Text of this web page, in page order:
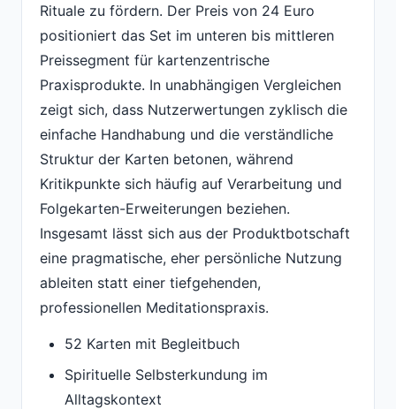
Rituale zu fördern. Der Preis von 24 Euro
positioniert das Set im unteren bis mittleren
Preissegment für kartenzentrische
Praxisprodukte. In unabhängigen Vergleichen
zeigt sich, dass Nutzerwertungen zyklisch die
einfache Handhabung und die verständliche
Struktur der Karten betonen, während
Kritikpunkte sich häufig auf Verarbeitung und
Folgekarten-Erweiterungen beziehen.
Insgesamt lässt sich aus der Produktbotschaft
eine pragmatische, eher persönliche Nutzung
ableiten statt einer tiefgehenden,
professionellen Meditationspraxis.
52 Karten mit Begleitbuch
Spirituelle Selbsterkundung im
Alltagskontext